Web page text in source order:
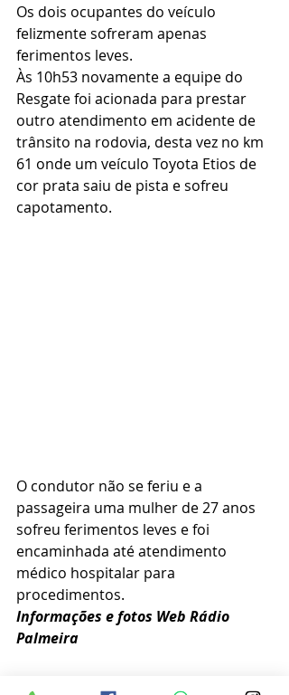
Os dois ocupantes do veículo
felizmente sofreram apenas
ferimentos leves.
Às 10h53 novamente a equipe do
Resgate foi acionada para prestar
outro atendimento em acidente de
trânsito na rodovia, desta vez no km
61 onde um veículo Toyota Etios de
cor prata saiu de pista e sofreu
capotamento.
O condutor não se feriu e a
passageira uma mulher de 27 anos
sofreu ferimentos leves e foi
encaminhada até atendimento
médico hospitalar para
procedimentos.
Informações e fotos Web Rádio
Palmeira